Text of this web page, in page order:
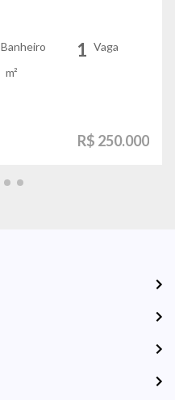
Banheiro 1 Vaga
m²
R$ 250.000